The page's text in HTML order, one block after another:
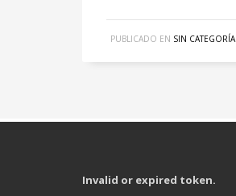
PUBLICADO EN SIN CATEGORÍA
Invalid or expired token.